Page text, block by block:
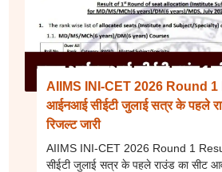
AIIMS INI-CET 2026 Round 1
आईनआई सीईटी जुलाई सत्र के पहले
रिजल्ट जारी
AIIMS INI-CET 2026 Round 1
सीईटी जुलाई सत्र के पहले राउंड का सीट